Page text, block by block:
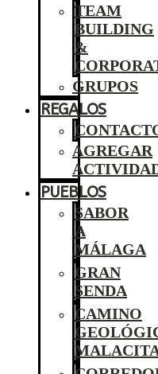
TEAM
BUILDING
&
GRUPOS
REGALOS
AGREGAR
PUEBLOS
SABOR
A
MÁLAGA
GRAN
SENDA
CAMINO